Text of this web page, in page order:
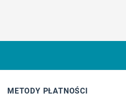
METODY PŁATNOŚCI